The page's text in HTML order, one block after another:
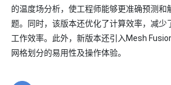
的温度场分析，使工程师能够更准确预测和
题。同时，该版本还优化了计算效率，减少
工作效率。此外，新版本还引入Mesh
网格划分的易用性及操作体验。